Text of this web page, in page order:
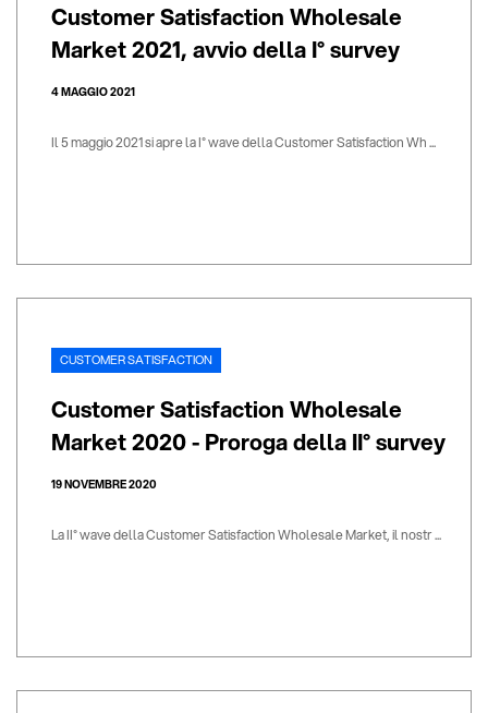
Customer Satisfaction Wholesale
Market 2021, avvio della I° survey
4 MAGGIO 2021
Il 5 maggio 2021 si apre la I° wave della Customer Satisfaction Wh ...
CUSTOMER SATISFACTION
Customer Satisfaction Wholesale
Market 2020 - Proroga della II° survey
19 NOVEMBRE 2020
La II° wave della Customer Satisfaction Wholesale Market, il nostr ...